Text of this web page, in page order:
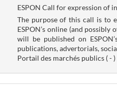
ESPON Call for expression of
The purpose of this call is to
ESPON’s online (and
will be published on
publications, advertorials,
Portail des marchés publics ( - )